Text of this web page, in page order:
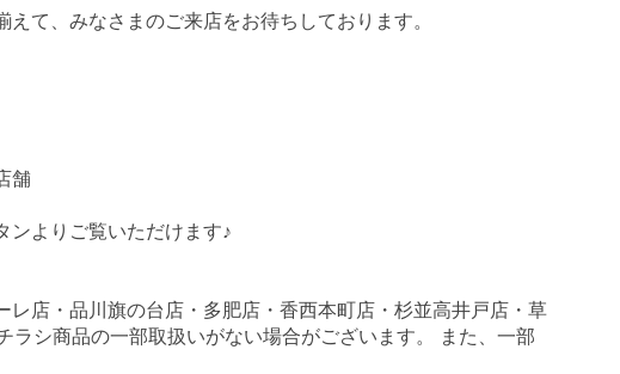
て、みなさまのご来店をお待ちしております。
舗
ンよりご覧いただけます♪
店・品川旗の台店・多肥店・香西本町店・杉並高井戸店・草
シ商品の一部取扱いがない場合がございます。 また、一部